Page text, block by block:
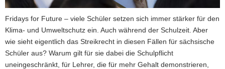
Fridays for Future – viele Schüler setzen sich immer stärker für den
Klima- und Umweltschutz ein. Auch während der Schulzeit. Aber
wie sieht eigentlich das Streikrecht in diesen Fällen für sächsische
Schüler aus? Warum gilt für sie dabei die Schulpflicht
uneingeschränkt, für Lehrer, die für mehr Gehalt demonstrieren,